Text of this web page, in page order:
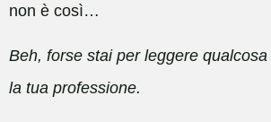
non è così…
Beh, forse stai per leggere
la tua professione.